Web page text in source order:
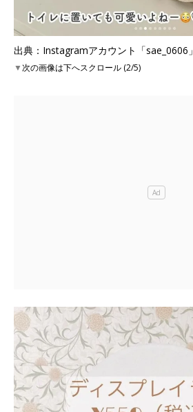
出典：Instagramアカウント「sae_0606」
▼次の画像は下へスクロール (2/5)